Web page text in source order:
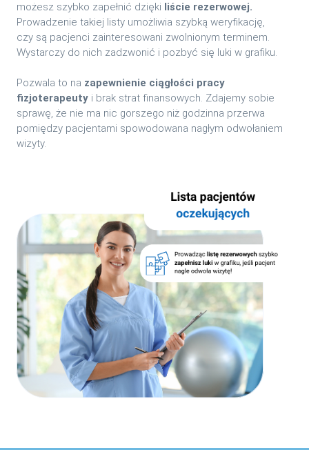
możesz szybko zapełnić dzięki liście rezerwowej.
Prowadzenie takiej listy umożliwia szybką weryfikację,
czy są pacjenci zainteresowani zwolnionym terminem.
Wystarczy do nich zadzwonić i pozbyć się luki w grafiku.
Pozwala to na zapewnienie ciągłości pracy
fizjoterapeuty i brak strat finansowych. Zdajemy sobie
sprawę, że nie ma nic gorszego niż godzinna przerwa
pomiędzy pacjentami spowodowana nagłym odwołaniem
wizyty.